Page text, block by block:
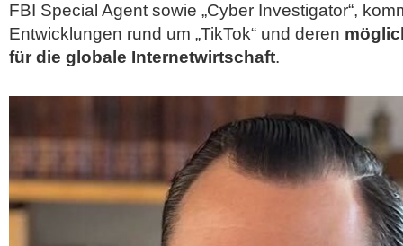
FBI Special Agent sowie „Cyber Investigator“,
Entwicklungen rund um „TikTok“ und deren
für die globale Internetwirtschaft.